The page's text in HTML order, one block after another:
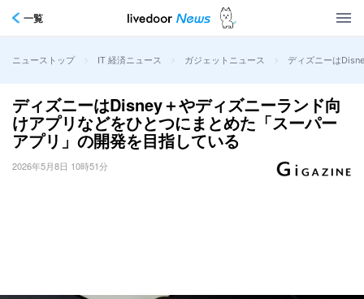
一覧
ニューストップ > IT 経済ニュース > ガジェットニュース > ディズニーは
ディズニーはDisney＋やディズニーランド向
けアプリなどをひとつにまとめた「スーパー
アプリ」の開発を目指している
2026年5月8日 10時51分